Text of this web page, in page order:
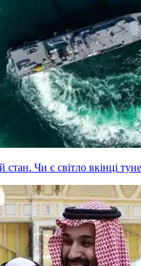
Чи є світло вкінці